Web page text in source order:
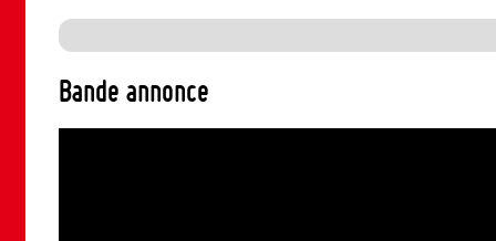
Bande annonce